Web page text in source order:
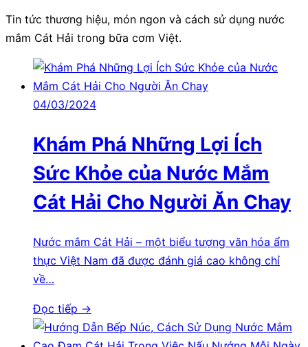
Tin tức thương hiệu, món ngon và cách sử dụng nước
mắm Cát Hải trong bữa cơm Việt.
04/03/2024
Khám Phá Những Lợi Ích
Sức Khỏe của Nước Mắm
Cát Hải Cho Người Ăn Chay
Nước mắm Cát Hải – một biểu tượng văn hóa ẩm
thực Việt Nam đã được đánh giá cao không chỉ
về…
Đọc tiếp →